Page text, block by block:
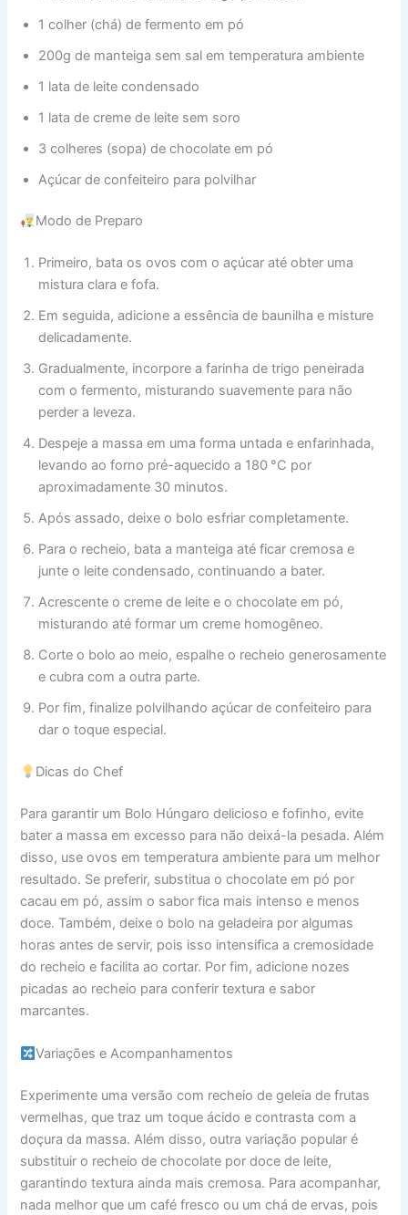
1 colher (chá) de fermento em pó
200g de manteiga sem sal em temperatura ambiente
1 lata de leite condensado
1 lata de creme de leite sem soro
3 colheres (sopa) de chocolate em pó
Açúcar de confeiteiro para polvilhar
Modo de Preparo
Primeiro, bata os ovos com o açúcar até obter uma
mistura clara e fofa.
Em seguida, adicione a essência de baunilha e misture
delicadamente.
Gradualmente, incorpore a farinha de trigo peneirada
com o fermento, misturando suavemente para não
perder a leveza.
Despeje a massa em uma forma untada e enfarinhada,
levando ao forno pré-aquecido a 180 °C por
aproximadamente 30 minutos.
Após assado, deixe o bolo esfriar completamente.
Para o recheio, bata a manteiga até ficar cremosa e
junte o leite condensado, continuando a bater.
Acrescente o creme de leite e o chocolate em pó,
misturando até formar um creme homogêneo.
Corte o bolo ao meio, espalhe o recheio generosamente
e cubra com a outra parte.
Por fim, finalize polvilhando açúcar de confeiteiro para
dar o toque especial.
Dicas do Chef
Para garantir um Bolo Húngaro delicioso e fofinho, evite
bater a massa em excesso para não deixá-la pesada. Além
disso, use ovos em temperatura ambiente para um melhor
resultado. Se preferir, substitua o chocolate em pó por
cacau em pó, assim o sabor fica mais intenso e menos
doce. Também, deixe o bolo na geladeira por algumas
horas antes de servir, pois isso intensifica a cremosidade
do recheio e facilita ao cortar. Por fim, adicione nozes
picadas ao recheio para conferir textura e sabor
marcantes.
Variações e Acompanhamentos
Experimente uma versão com recheio de geleia de frutas
vermelhas, que traz um toque ácido e contrasta com a
doçura da massa. Além disso, outra variação popular é
substituir o recheio de chocolate por doce de leite,
garantindo textura ainda mais cremosa. Para acompanhar,
nada melhor que um café fresco ou um chá de ervas, pois